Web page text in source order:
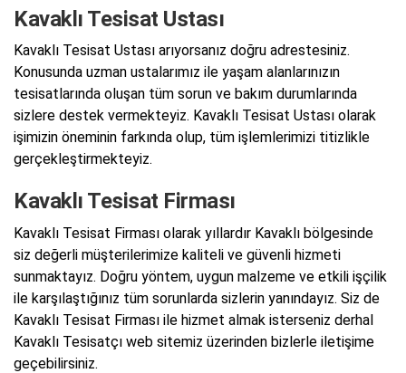
Kavaklı Tesisat Ustası
Kavaklı Tesisat Ustası arıyorsanız doğru adrestesiniz.
Konusunda uzman ustalarımız ile yaşam alanlarınızın
tesisatlarında oluşan tüm sorun ve bakım durumlarında
sizlere destek vermekteyiz. Kavaklı Tesisat Ustası olarak
işimizin öneminin farkında olup, tüm işlemlerimizi titizlikle
gerçekleştirmekteyiz.
Kavaklı Tesisat Firması
Kavaklı Tesisat Firması olarak yıllardır Kavaklı bölgesinde
siz değerli müşterilerimize kaliteli ve güvenli hizmeti
sunmaktayız. Doğru yöntem, uygun malzeme ve etkili işçilik
ile karşılaştığınız tüm sorunlarda sizlerin yanındayız. Siz de
Kavaklı Tesisat Firması ile hizmet almak isterseniz derhal
Kavaklı Tesisatçı web sitemiz üzerinden bizlerle iletişime
geçebilirsiniz.